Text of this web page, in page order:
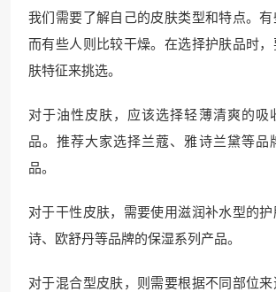
我们需要了解自己的皮肤类型和特点。有
而有些人则比较干燥。在选择护肤品时
肤特征来挑选。
对于油性皮肤，应该选择轻薄清爽的吸
品。推荐大家选择兰蔻、雅诗兰黛等品
品。
对于干性皮肤，需要使用滋润补水型的
诗、欧舒丹等品牌的保湿系列产品。
对于混合型皮肤，则需要根据不同部位